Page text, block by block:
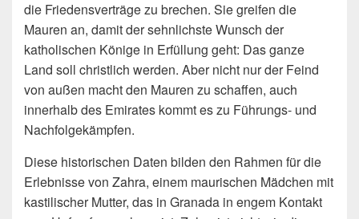
die Friedensverträge zu brechen. Sie greifen die
Mauren an, damit der sehnlichste Wunsch der
katholischen Könige in Erfüllung geht: Das ganze
Land soll christlich werden. Aber nicht nur der Feind
von außen macht den Mauren zu schaffen, auch
innerhalb des Emirates kommt es zu Führungs- und
Nachfolgekämpfen.
Diese historischen Daten bilden den Rahmen für die
Erlebnisse von Zahra, einem maurischen Mädchen mit
kastilischer Mutter, das in Granada in engem Kontakt